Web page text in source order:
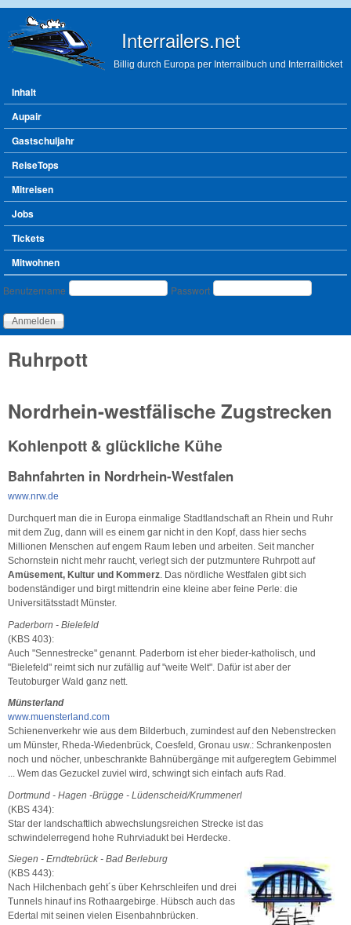
Interrailers.net
Billig durch Europa per Interrailbuch und Interrailticket
Hauptmenü
Inhalt
Aupair
Gastschuljahr
ReiseTops
Mitreisen
Jobs
Tickets
Mitwohnen
Benutzeranmeldung
Benutzername Passwort
Ruhrpott
Nordrhein-westfälische Zugstrecken
Kohlenpott & glückliche Kühe
Bahnfahrten in Nordrhein-Westfalen
www.nrw.de
Durchquert man die in Europa einmalige Stadtlandschaft an Rhein und Ruhr
mit dem Zug, dann will es einem gar nicht in den Kopf, dass hier sechs
Millionen Menschen auf engem Raum leben und arbeiten. Seit mancher
Schornstein nicht mehr raucht, verlegt sich der putzmuntere Ruhrpott auf
Amüsement, Kultur und Kommerz. Das nördliche Westfalen gibt sich
bodenständiger und birgt mittendrin eine kleine aber feine Perle: die
Universitätsstadt Münster.
Paderborn - Bielefeld
(KBS 403):
Auch "Sennestrecke" genannt. Paderborn ist eher bieder-katholisch, und
"Bielefeld" reimt sich nur zufällig auf "weite Welt". Dafür ist aber der
Teutoburger Wald ganz nett.
Münsterland
www.muensterland.com
Schienenverkehr wie aus dem Bilderbuch, zumindest auf den Nebenstrecken
um Münster, Rheda-Wiedenbrück, Coesfeld, Gronau usw.: Schrankenposten
noch und nöcher, unbeschrankte Bahnübergänge mit aufgeregtem Gebimmel
... Wem das Gezuckel zuviel wird, schwingt sich einfach aufs Rad.
Dortmund - Hagen -Brügge - Lüdenscheid/Krummenerl
(KBS 434):
Star der landschaftlich abwechslungsreichen Strecke ist das
schwindelerregend hohe Ruhrviadukt bei Herdecke.
Siegen - Erndtebrück - Bad Berleburg
(KBS 443):
Nach Hilchenbach geht´s über Kehrschleifen und drei
Tunnels hinauf ins Rothaargebirge. Hübsch auch das
Edertal mit seinen vielen Eisenbahnbrücken.